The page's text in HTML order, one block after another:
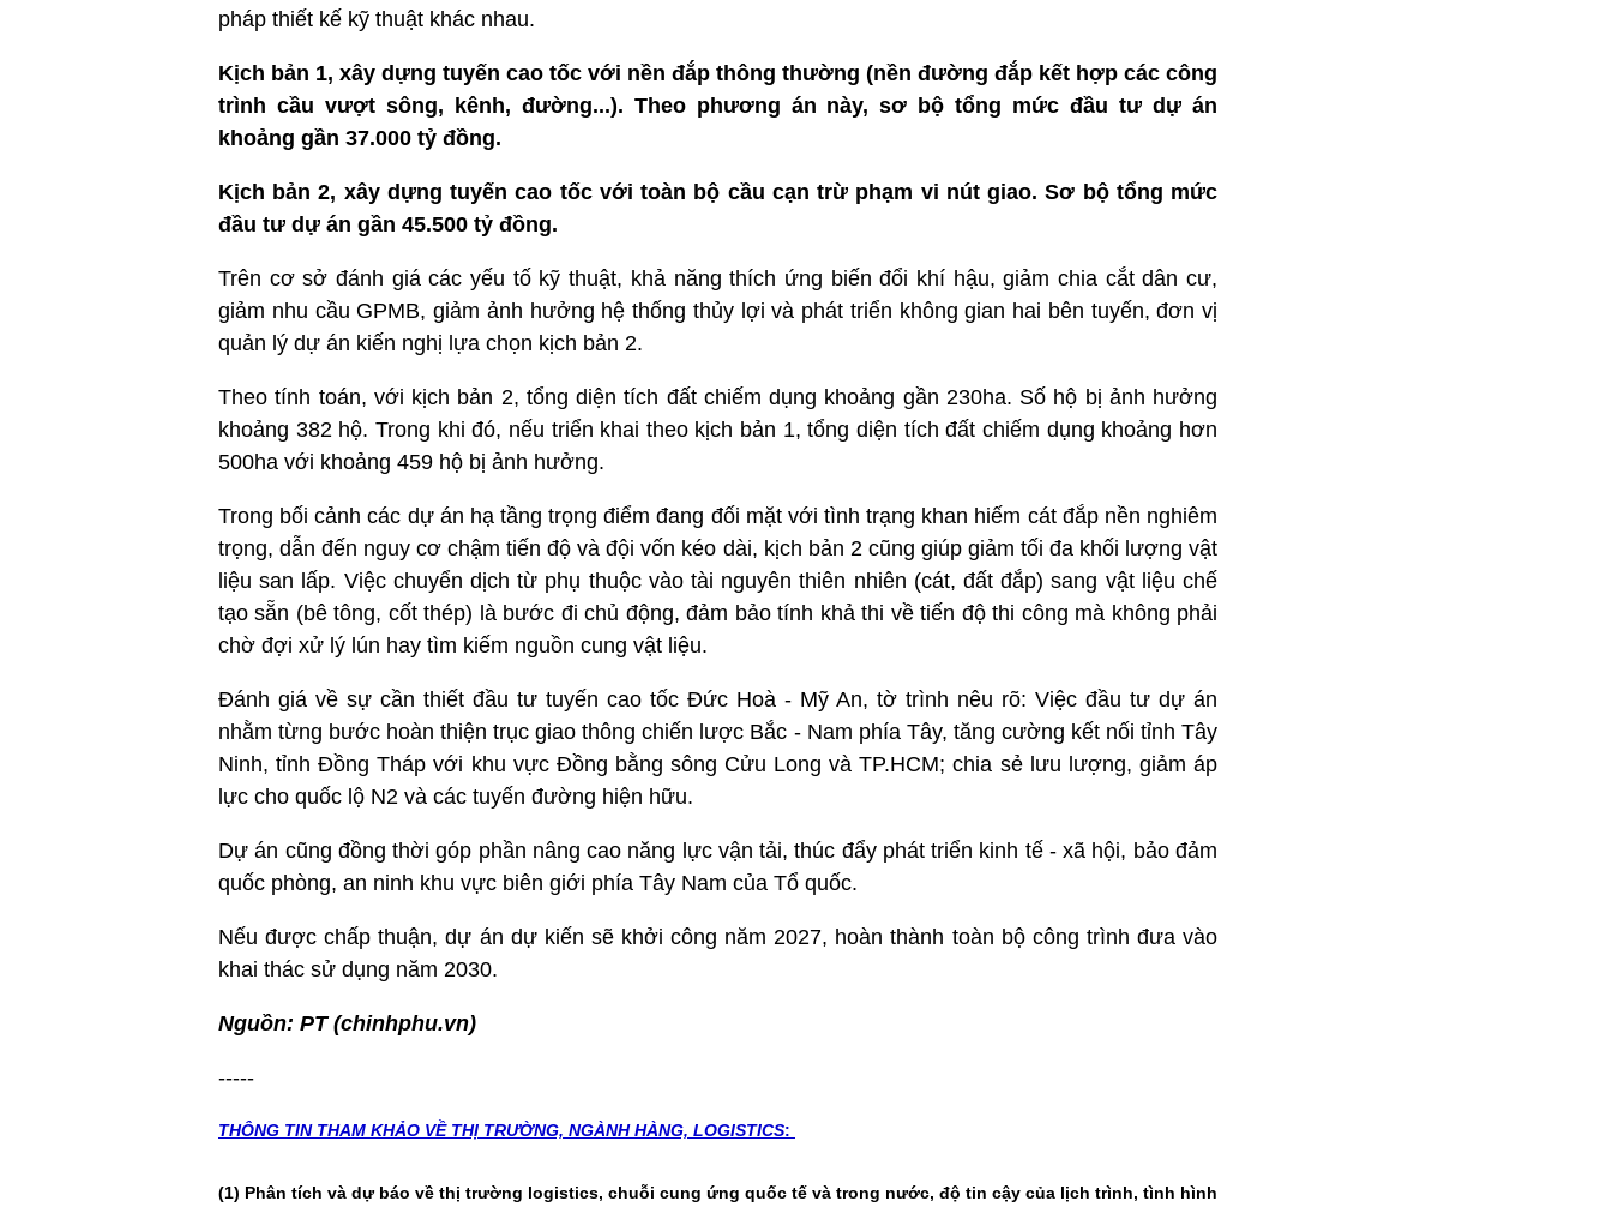
pháp thiết kế kỹ thuật khác nhau.
Kịch bản 1, xây dựng tuyến cao tốc với nền đắp thông thường (nền đường đắp kết hợp các công
trình cầu vượt sông, kênh, đường...). Theo phương án này, sơ bộ tổng mức đầu tư dự án
khoảng gần 37.000 tỷ đồng.
Kịch bản 2, xây dựng tuyến cao tốc với toàn bộ cầu cạn trừ phạm vi nút giao. Sơ bộ tổng mức
đầu tư dự án gần 45.500 tỷ đồng.
Trên cơ sở đánh giá các yếu tố kỹ thuật, khả năng thích ứng biến đổi khí hậu, giảm chia cắt dân cư,
giảm nhu cầu GPMB, giảm ảnh hưởng hệ thống thủy lợi và phát triển không gian hai bên tuyến, đơn vị
quản lý dự án kiến nghị lựa chọn kịch bản 2.
Theo tính toán, với kịch bản 2, tổng diện tích đất chiếm dụng khoảng gần 230ha. Số hộ bị ảnh hưởng
khoảng 382 hộ. Trong khi đó, nếu triển khai theo kịch bản 1, tổng diện tích đất chiếm dụng khoảng hơn
500ha với khoảng 459 hộ bị ảnh hưởng.
Trong bối cảnh các dự án hạ tầng trọng điểm đang đối mặt với tình trạng khan hiếm cát đắp nền nghiêm
trọng, dẫn đến nguy cơ chậm tiến độ và đội vốn kéo dài, kịch bản 2 cũng giúp giảm tối đa khối lượng vật
liệu san lấp. Việc chuyển dịch từ phụ thuộc vào tài nguyên thiên nhiên (cát, đất đắp) sang vật liệu chế
tạo sẵn (bê tông, cốt thép) là bước đi chủ động, đảm bảo tính khả thi về tiến độ thi công mà không phải
chờ đợi xử lý lún hay tìm kiếm nguồn cung vật liệu.
Đánh giá về sự cần thiết đầu tư tuyến cao tốc Đức Hoà - Mỹ An, tờ trình nêu rõ: Việc đầu tư dự án
nhằm từng bước hoàn thiện trục giao thông chiến lược Bắc - Nam phía Tây, tăng cường kết nối tỉnh Tây
Ninh, tỉnh Đồng Tháp với khu vực Đồng bằng sông Cửu Long và TP.HCM; chia sẻ lưu lượng, giảm áp
lực cho quốc lộ N2 và các tuyến đường hiện hữu.
Dự án cũng đồng thời góp phần nâng cao năng lực vận tải, thúc đẩy phát triển kinh tế - xã hội, bảo đảm
quốc phòng, an ninh khu vực biên giới phía Tây Nam của Tổ quốc.
Nếu được chấp thuận, dự án dự kiến sẽ khởi công năm 2027, hoàn thành toàn bộ công trình đưa vào
khai thác sử dụng năm 2030.
Nguồn: PT (chinhphu.vn)
-----
THÔNG TIN THAM KHẢO VỀ THỊ TRƯỜNG, NGÀNH HÀNG, LOGISTICS:
(1) Phân tích và dự báo về thị trường logistics, chuỗi cung ứng quốc tế và trong nước, độ tin cậy của lịch trình, tình hình